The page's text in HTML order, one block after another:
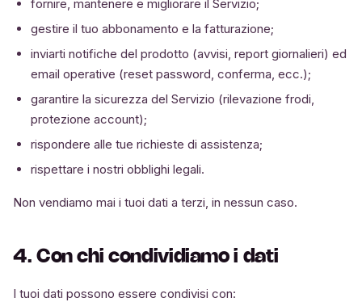
fornire, mantenere e migliorare il Servizio;
gestire il tuo abbonamento e la fatturazione;
inviarti notifiche del prodotto (avvisi, report giornalieri) ed
email operative (reset password, conferma, ecc.);
garantire la sicurezza del Servizio (rilevazione frodi,
protezione account);
rispondere alle tue richieste di assistenza;
rispettare i nostri obblighi legali.
Non vendiamo mai i tuoi dati a terzi, in nessun caso.
4. Con chi condividiamo i dati
I tuoi dati possono essere condivisi con: